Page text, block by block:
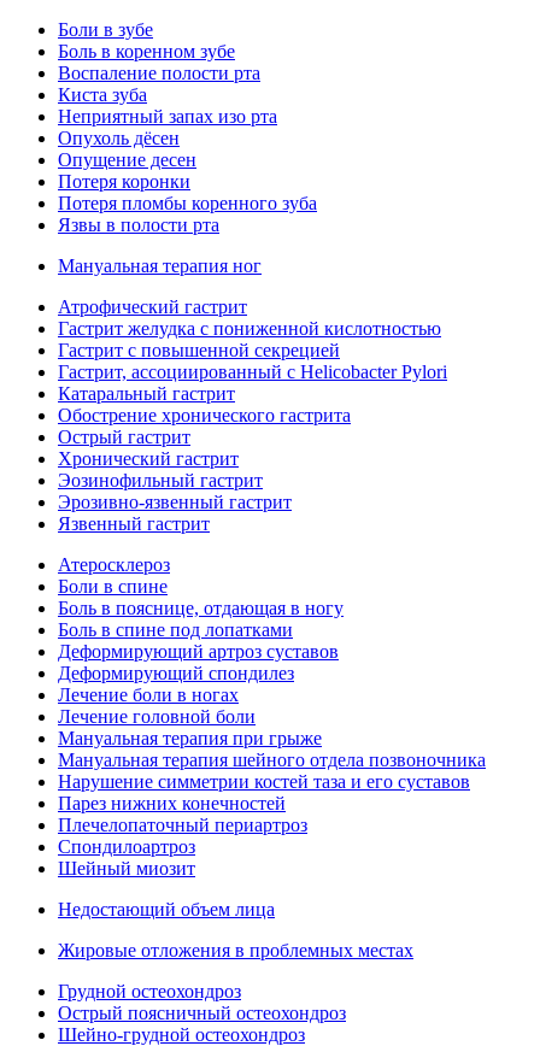
Боли в зубе
Боль в коренном зубе
Воспаление полости рта
Киста зуба
Неприятный запах изо рта
Опухоль дёсен
Опущение десен
Потеря коронки
Потеря пломбы коренного зуба
Язвы в полости рта
Мануальная терапия ног
Атрофический гастрит
Гастрит желудка с пониженной кислотностью
Гастрит с повышенной секрецией
Гастрит, ассоциированный с Helicobacter Pylori
Катаральный гастрит
Обострение хронического гастрита
Острый гастрит
Хронический гастрит
Эозинофильный гастрит
Эрозивно-язвенный гастрит
Язвенный гастрит
Атеросклероз
Боли в спине
Боль в пояснице, отдающая в ногу
Боль в спине под лопатками
Деформирующий артроз суставов
Деформирующий спондилез
Лечение боли в ногах
Лечение головной боли
Мануальная терапия при грыже
Мануальная терапия шейного отдела позвоночника
Нарушение симметрии костей таза и его суставов
Парез нижних конечностей
Плечелопаточный периартроз
Спондилоартроз
Шейный миозит
Недостающий объем лица
Жировые отложения в проблемных местах
Грудной остеохондроз
Острый поясничный остеохондроз
Шейно-грудной остеохондроз